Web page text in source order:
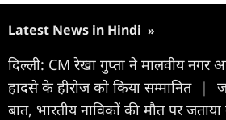
Latest News in Hindi »
दिल्ली: CM रेखा गुप्ता ने मालवीय नगर
हादसे के हीरोज को किया सम्मानित |
बात, भारतीय नाविकों की मौत पर जताया